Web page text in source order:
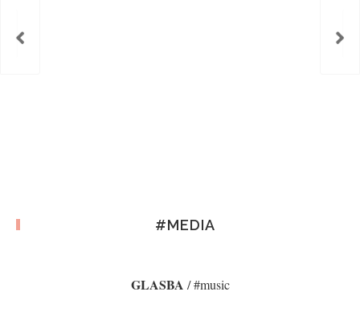
#MEDIA
GLASBA / #music